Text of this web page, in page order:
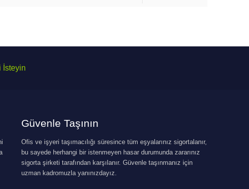
İsteyin
Güvenle Taşının
Ofis ve işyeri taşımacılığı süresince tüm eşyalarınız sigortalanır,
bu sayede herhangi bir istenmeyen hasar durumunda zararınız
sigorta şirketi tarafından karşılanır. Güvenle taşınmanız için
uzman kadromuzla yanınızdayız.